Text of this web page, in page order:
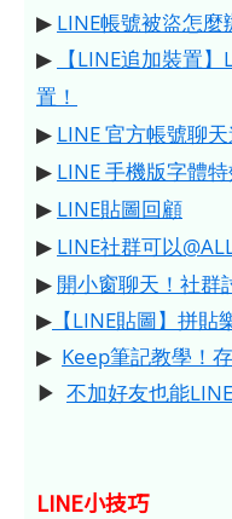
▶ LINE帳號被盜怎
▶
【LINE追加裝置
置！
▶ LINE 官方帳號聊
▶ LINE 手機版字體特
▶ LINE貼圖回顧
▶ LINE社群可以
▶ 開小窗聊天！社群
▶ 【LINE貼圖】拼貼
▶ Keep筆記教學！
▶ 不加好友也能
LINE小技巧